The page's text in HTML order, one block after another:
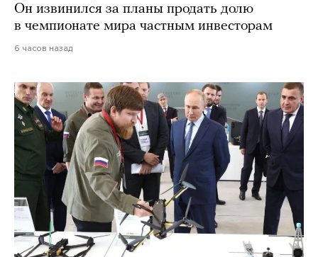
Он извинился за планы продать долю
в чемпионате мира частным инвесторам
6 часов назад